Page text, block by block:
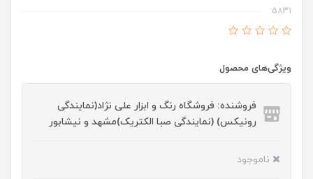
5831
ویژگی‌های محصول
فروشنده: فروشگاه رنگ و ابزار علی نژاد(نمایندگی
رونیکس) (نمایندگی صبا الکتریک)مشهد و نیشابور
ناموجود